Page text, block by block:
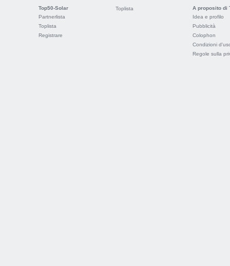
Top50-Solar
Partnerlista
Toplista
Registrare
Toplista
A proposito di
Idea e profilo
Pubblicità
Colophon
Condizioni
Regole sulla